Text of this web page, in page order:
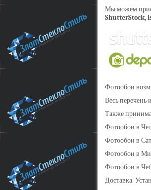
Мы можем
ShutterStock,
Фотообои
Весь перечень
Также
Фотообои в
Фотообои в
Фотообои в
Фотообои в
Доставка.